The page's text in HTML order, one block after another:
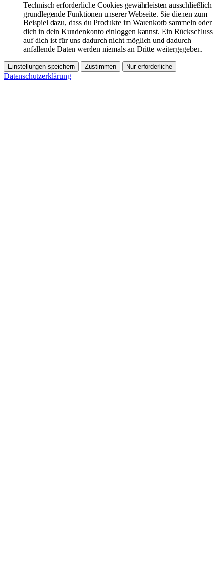
Technisch erforderliche Cookies gewährleisten ausschließlich
grundlegende Funktionen unserer Webseite. Sie dienen zum
Beispiel dazu, dass du Produkte im Warenkorb sammeln oder
dich in dein Kundenkonto einloggen kannst. Ein Rückschluss
auf dich ist für uns dadurch nicht möglich und dadurch
anfallende Daten werden niemals an Dritte weitergegeben.
Einstellungen speichern Zustimmen Nur erforderliche
Datenschutzerklärung